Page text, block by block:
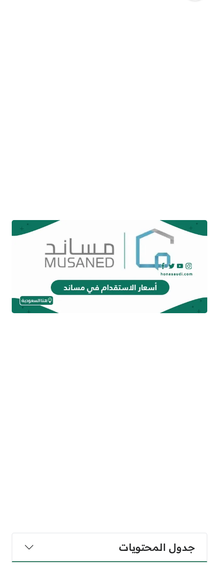
جدول المحتويات